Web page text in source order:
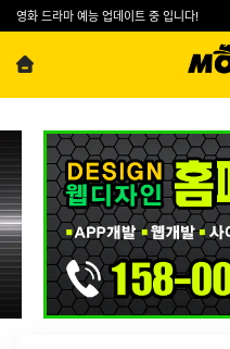
영화 드라마 예능 업데이트 중 입니다!